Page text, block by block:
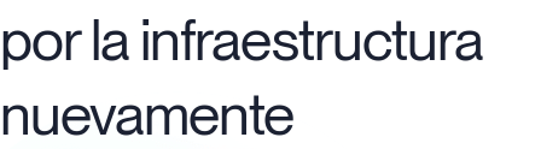
por la infraestructura
nuevamente